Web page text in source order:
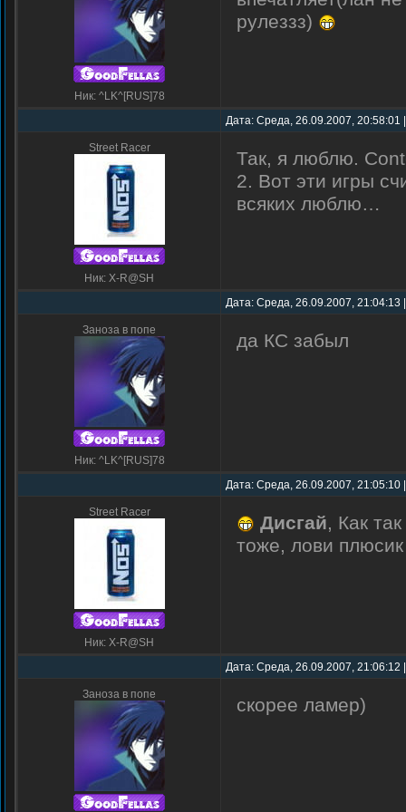
Ник: ^LK^[RUS]78
рулеззз)
Дата: Среда, 26.09.2007,
Street Racer
Ник: X-R@SH
Так, я люблю.
2. Вот эти игры
всяких люблю…
Дата: Среда, 26.09.2007,
Заноза в попе
Ник: ^LK^[RUS]78
да КС забыл
Дата: Среда, 26.09.2007,
Street Racer
Ник: X-R@SH
Дисгай, Как
тоже, лови
Дата: Среда, 26.09.2007,
Заноза в попе скорее ламер)